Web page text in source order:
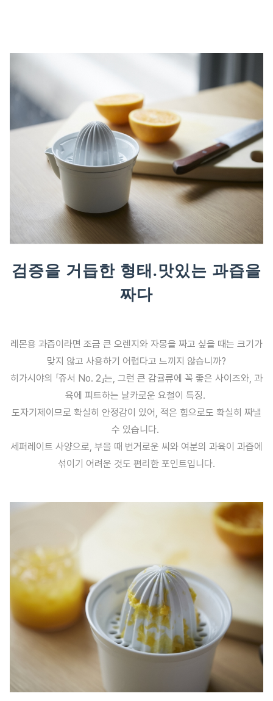
검증을 거듭한 형태.맛있는 과즙을
짜다
레몬용 과즙이라면 조금 큰 오렌지와 자몽을 짜고 싶을 때는 크기가
맞지 않고 사용하기 어렵다고 느끼지 않습니까?
히가시야의 「쥬서 No. 2」는, 그런 큰 감귤류에 꼭 좋은 사이즈와, 과
육에 피트하는 날카로운 요철이 특징.
도자기제이므로 확실히 안정감이 있어, 적은 힘으로도 확실히 짜낼
수 있습니다.
세퍼레이트 사양으로, 부을 때 번거로운 씨와 여분의 과육이 과즙에
섞이기 어려운 것도 편리한 포인트입니다.